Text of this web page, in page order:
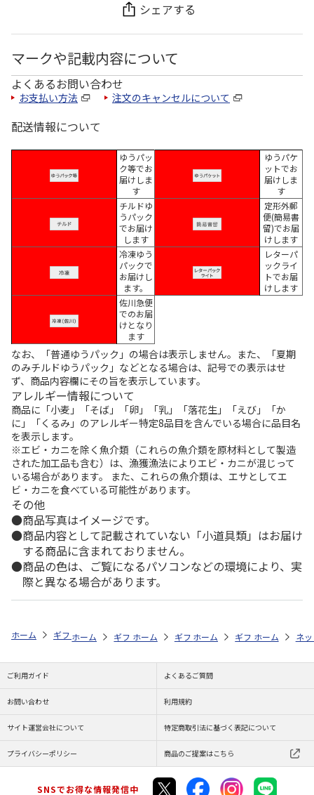
シェアする
マークや記載内容について
よくあるお問い合わせ
お支払い方法 注文のキャンセルについて
配送情報について
ゆうパッ
ク等でお
届けしま
す
ゆうパケ
ットでお
届けしま
す
チルドゆ
うパック
でお届け
します
定形外郵
便(簡易書
留)でお届
けします
冷凍ゆう
パックで
お届けし
ます。
レターパ
ックライ
トでお届
けします
佐川急便
でのお届
けとなり
ます
なお、「普通ゆうパック」の場合は表示しません。また、「夏期
のみチルドゆうパック」などとなる場合は、記号での表示はせ
ず、商品内容欄にその旨を表示しています。
アレルギー情報について
商品に「小麦」「そば」「卵」「乳」「落花生」「えび」「か
に」「くるみ」のアレルギー特定8品目を含んでいる場合に品目名
を表示します。
※エビ・カニを除く魚介類（これらの魚介類を原材料として製造
された加工品も含む）は、漁獲漁法によりエビ・カニが混じって
いる場合があります。 また、これらの魚介類は、エサとしてエ
ビ・カニを食べている可能性があります。
その他
商品写真はイメージです。
商品内容として記載されていない「小道具類」はお届け
する商品に含まれておりません。
商品の色は、ご覧になるパソコンなどの環境により、実
際と異なる場合があります。
ホーム ギフトストア お中元・夏ギフト特集 2026 オリーブオイル・
ホーム ギフトストア お中元・夏ギフト特集 2026
ホーム ギフトストア お中元・夏ギフト
ホーム ギフトストア お
ホーム ネ
ご利用ガイド よくあるご質問
お問い合わせ 利用規約
サイト運営会社について 特定商取引法に基づく表記について
プライバシーポリシー 商品のご提案はこちら
SNSでお得な情報発信中